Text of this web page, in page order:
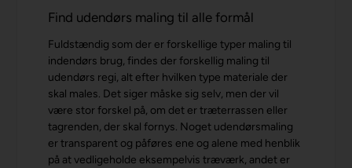
Find udendørs maling til alle formål
Fuldstændig som der er forskellige typer maling til
indendørs brug, findes der forskellig maling til
udendørs regi, alt efter hvilken type materiale der
skal males. Det siger måske sig selv, men der vil
være stor forskel på, om det er træterrassen eller
tagrenden, der skal fornys. Noget udendørsmaling
er transparent og påføres ene og alene med henblik
på at vedligeholde eksempelvis træværk, andet er